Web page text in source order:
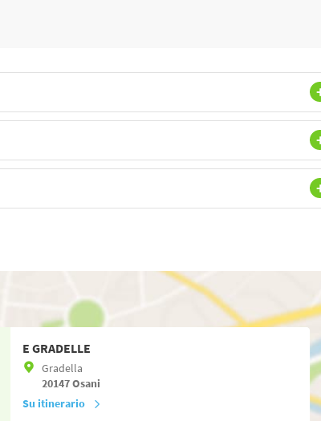
E GRADELLE
Gradella
20147Osani
Su itinerario